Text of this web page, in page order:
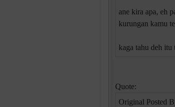
ane kira apa, eh
kurungan kamu
kaga tahu deh itu
Quote:
Original Posted